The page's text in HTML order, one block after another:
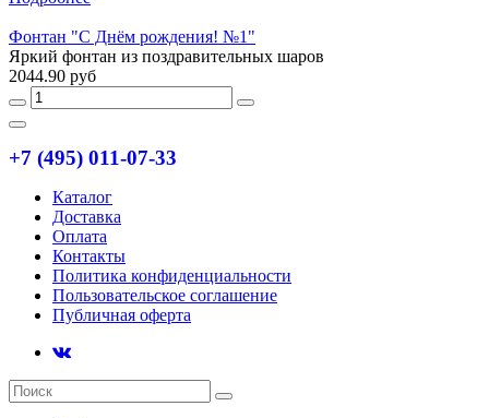
Фонтан "С Днём рождения! №1"
Яркий фонтан из поздравительных шаров
2044.90 руб
+7 (495) 011-07-33
Каталог
Доставка
Оплата
Контакты
Политика конфиденциальности
Пользовательское соглашение
Публичная оферта